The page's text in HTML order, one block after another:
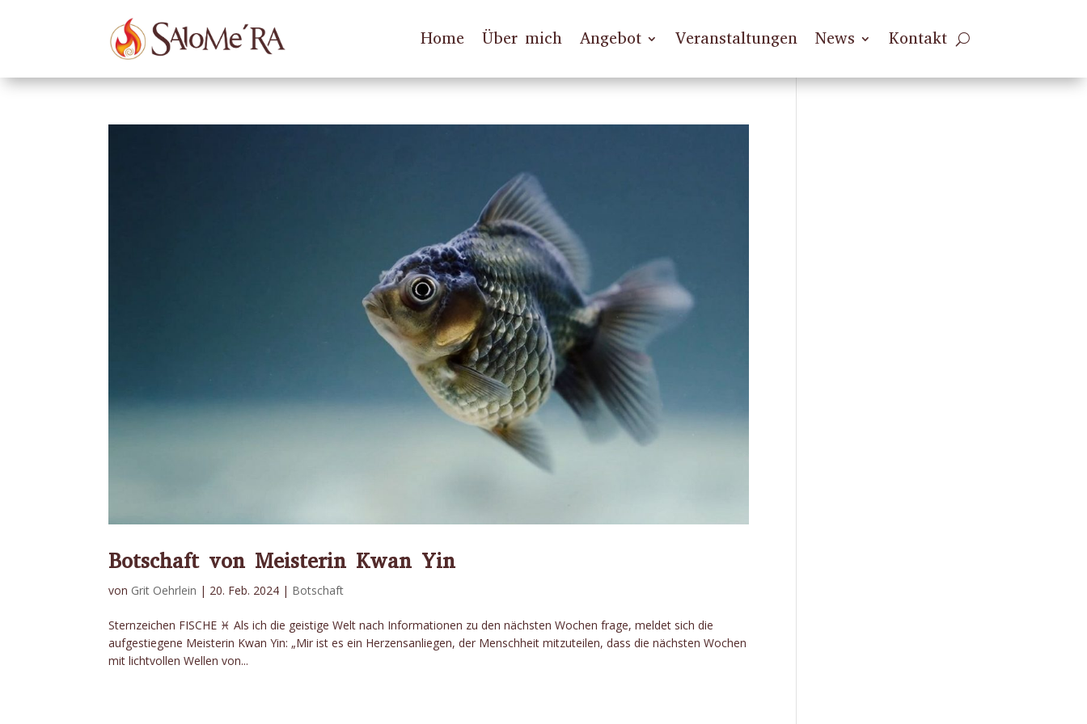
Home Über mich Angebot Veranstaltungen News Kontakt
Botschaft von Meisterin Kwan Yin
von Grit Oehrlein | 20. Feb. 2024 | Botschaft
Sternzeichen FISCHE ♓️ Als ich die geistige Welt nach Informationen zu den nächsten Wochen frage, meldet sich die
aufgestiegene Meisterin Kwan Yin: „Mir ist es ein Herzensanliegen, der Menschheit mitzuteilen, dass die nächsten Wochen
mit lichtvollen Wellen von...